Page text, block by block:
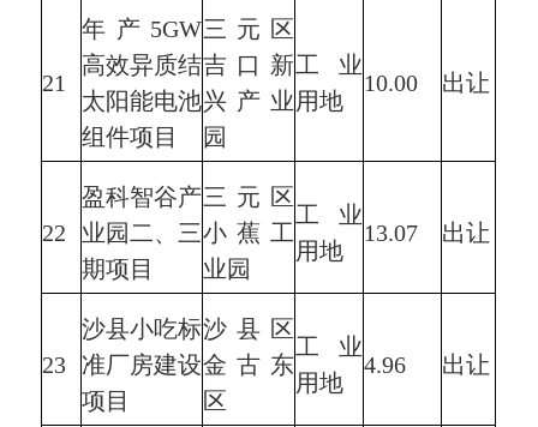
21
年产5GW
高效异质结
太阳能电池
组件项目
三元区
吉口新
兴产业
园
工业
用地
10.00 出让
22
盈科智谷产
业园二、三
期项目
三元区
小蕉工
业园
工业
用地
13.07 出让
23
沙县小吃标
准厂房建设
项目
沙县区
金古东
区
工业
用地
4.96 出让